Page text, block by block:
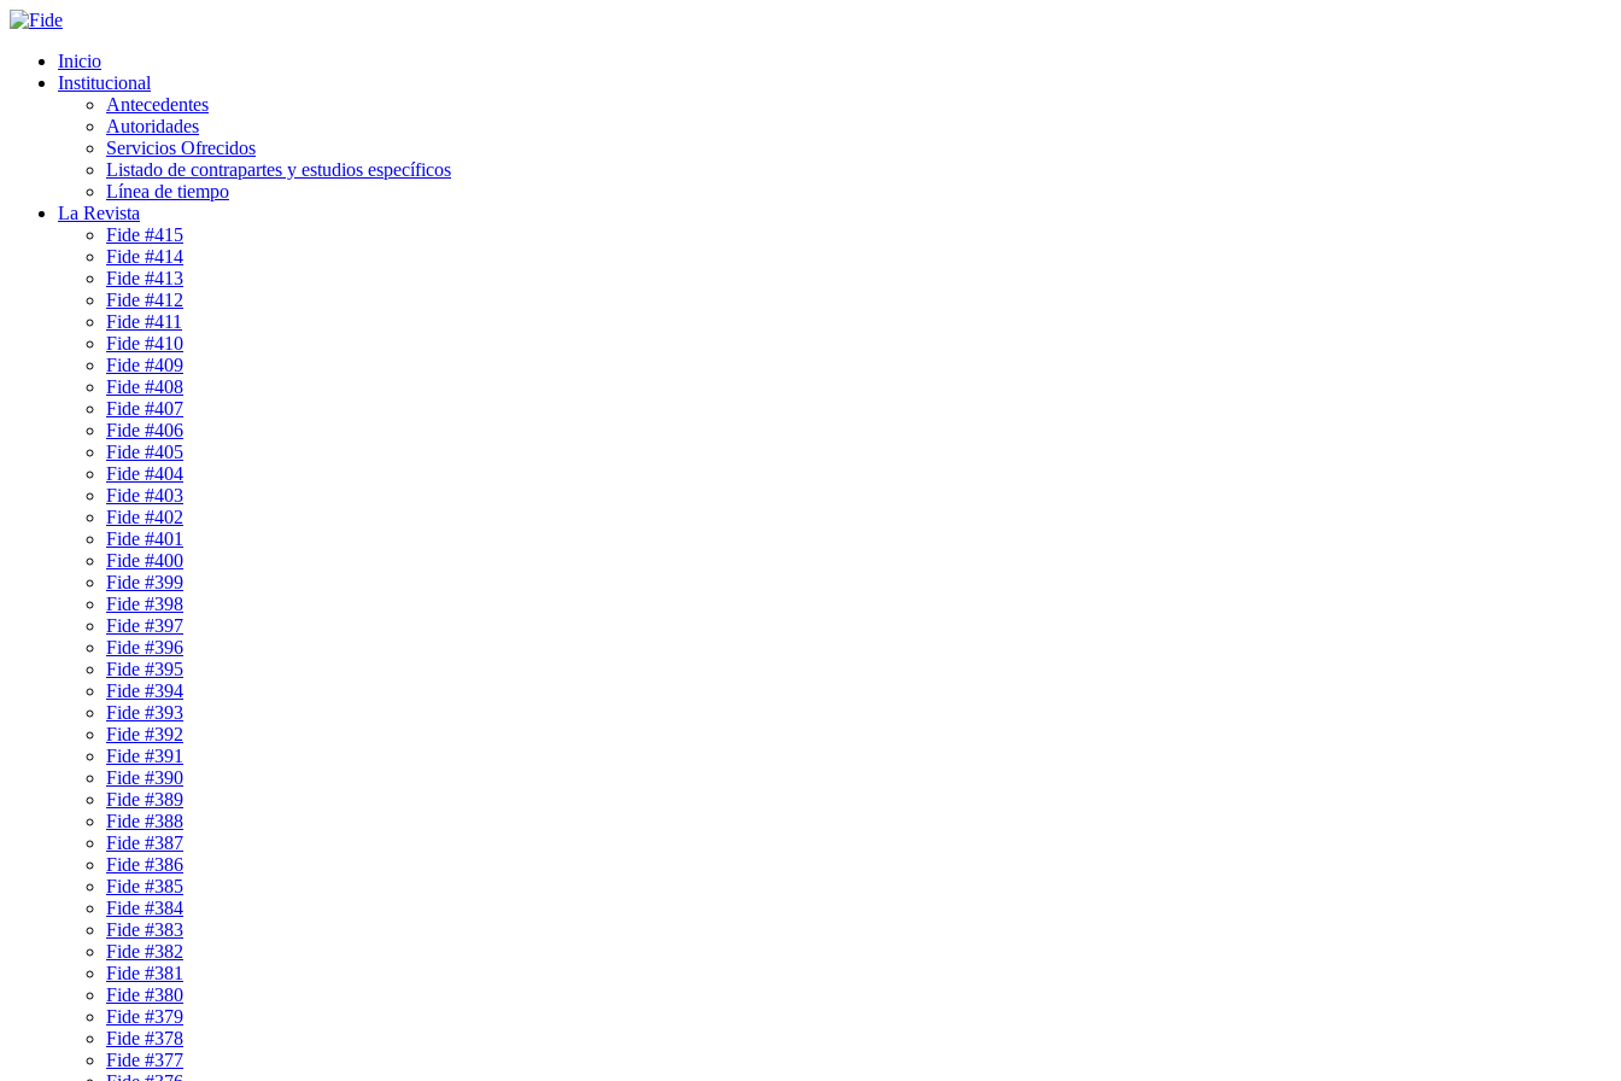
Inicio
Institucional
Antecedentes
Autoridades
Servicios Ofrecidos
Listado de contrapartes y estudios específicos
Línea de tiempo
La Revista
Fide #415
Fide #414
Fide #413
Fide #412
Fide #411
Fide #410
Fide #409
Fide #408
Fide #407
Fide #406
Fide #405
Fide #404
Fide #403
Fide #402
Fide #401
Fide #400
Fide #399
Fide #398
Fide #397
Fide #396
Fide #395
Fide #394
Fide #393
Fide #392
Fide #391
Fide #390
Fide #389
Fide #388
Fide #387
Fide #386
Fide #385
Fide #384
Fide #383
Fide #382
Fide #381
Fide #380
Fide #379
Fide #378
Fide #377